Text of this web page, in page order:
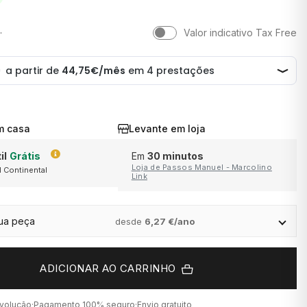
Valor indicativo Tax Free
casa
Grátis
Continental
Levante em loja
Em 30 minutos
Loja de Passos Manuel - Marcolino
Link
peça desde 6,27 €/ano
ADICIONAR AO CARRINHO
·Pagamento 100% seguro·Envio gratuito